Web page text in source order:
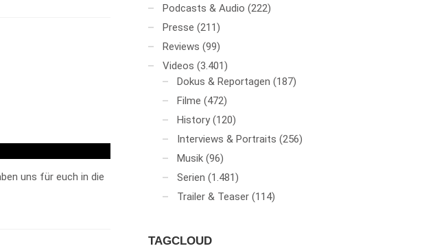
uns für euch in die
Podcasts & Audio (222)
Presse (211)
Reviews (99)
Videos (3.401)
Dokus & Reportagen (187)
Filme (472)
History (120)
Interviews & Portraits (256)
Musik (96)
Serien (1.481)
Trailer & Teaser (114)
TAGCLOUD